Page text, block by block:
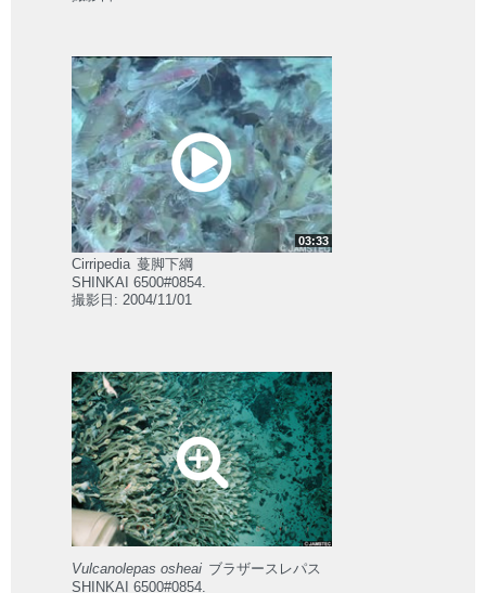
03:33
Cirripedia 蔓脚下綱
SHINKAI 6500#0854.
撮影日: 2004/11/01
Vulcanolepas osheai ブラザースレパス
SHINKAI 6500#0854.